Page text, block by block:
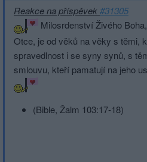
Reakce na příspěvek#31305
Milosrdenství Živého
Otce, je od věků na věky s těmi,
spravedlnost i se syny synů, s
smlouvu, kteří pamatují na jeho
(Bible, Žalm 103:17-18)